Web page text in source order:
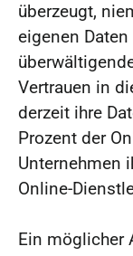
überzeugt,
eigenen
Vertrauen in
derzeit ihre
Prozent der
Unternehmen
Online-
Ein möglicher